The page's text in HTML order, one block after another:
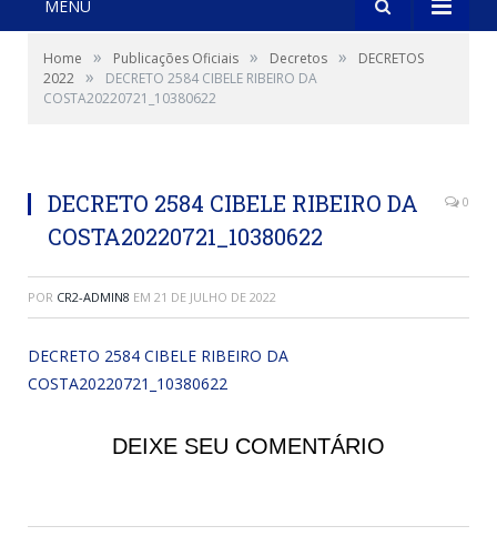
MENU
Home » Publicações Oficiais » Decretos »
DECRETOS
2022 »
DECRETO 2584 CIBELE RIBEIRO DA
COSTA20220721_10380622
DECRETO 2584 CIBELE RIBEIRO DA
COSTA20220721_10380622
0
POR CR2-ADMIN8 EM 21 DE JULHO DE 2022
DECRETO 2584 CIBELE RIBEIRO DA
COSTA20220721_10380622
DEIXE SEU COMENTÁRIO